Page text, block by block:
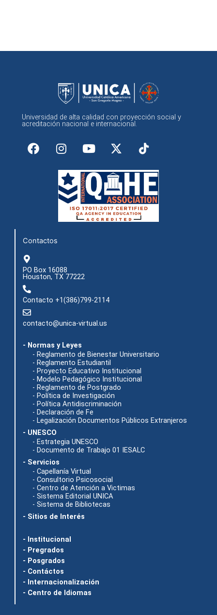
Universidad de alta calidad con proyección social y
acreditación nacional e internacional.
F
a
I
n
t
a
g
a
Y
o
t
u
b
e
X
-
w
i
t
t
e
Contactos
PO Box 16088
Houston, TX 77222
Contacto +1(386)799-2114
contacto@unica-virtual.us
- Normas y Leyes
- Reglamento de Bienestar Universitario
- Reglamento Estudiantil
- Proyecto Educativo Institucional
- Modelo Pedagógico Institucional
- Reglamento de Postgrado
- Política de Investigación
- Política Antidiscriminación
- Declaración de Fe
- Legalización Documentos Públicos Extranjeros
- UNESCO
- Estrategia UNESCO
- Documento de Trabajo 01 IESALC
- Servicios
- Capellanía Virtual
- Consultorio Psicosocial
- Centro de Atención a Victimas
- Sistema Editorial UNICA
- Sistema de Bibliotecas
- Sitios de Interés
- Institucional
- Pregrados
- Posgrados
- Contáctos
- Internacionalización
- Centro de Idiomas